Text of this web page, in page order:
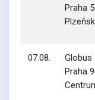
Praha 5
07.08.
Globus
Praha 9